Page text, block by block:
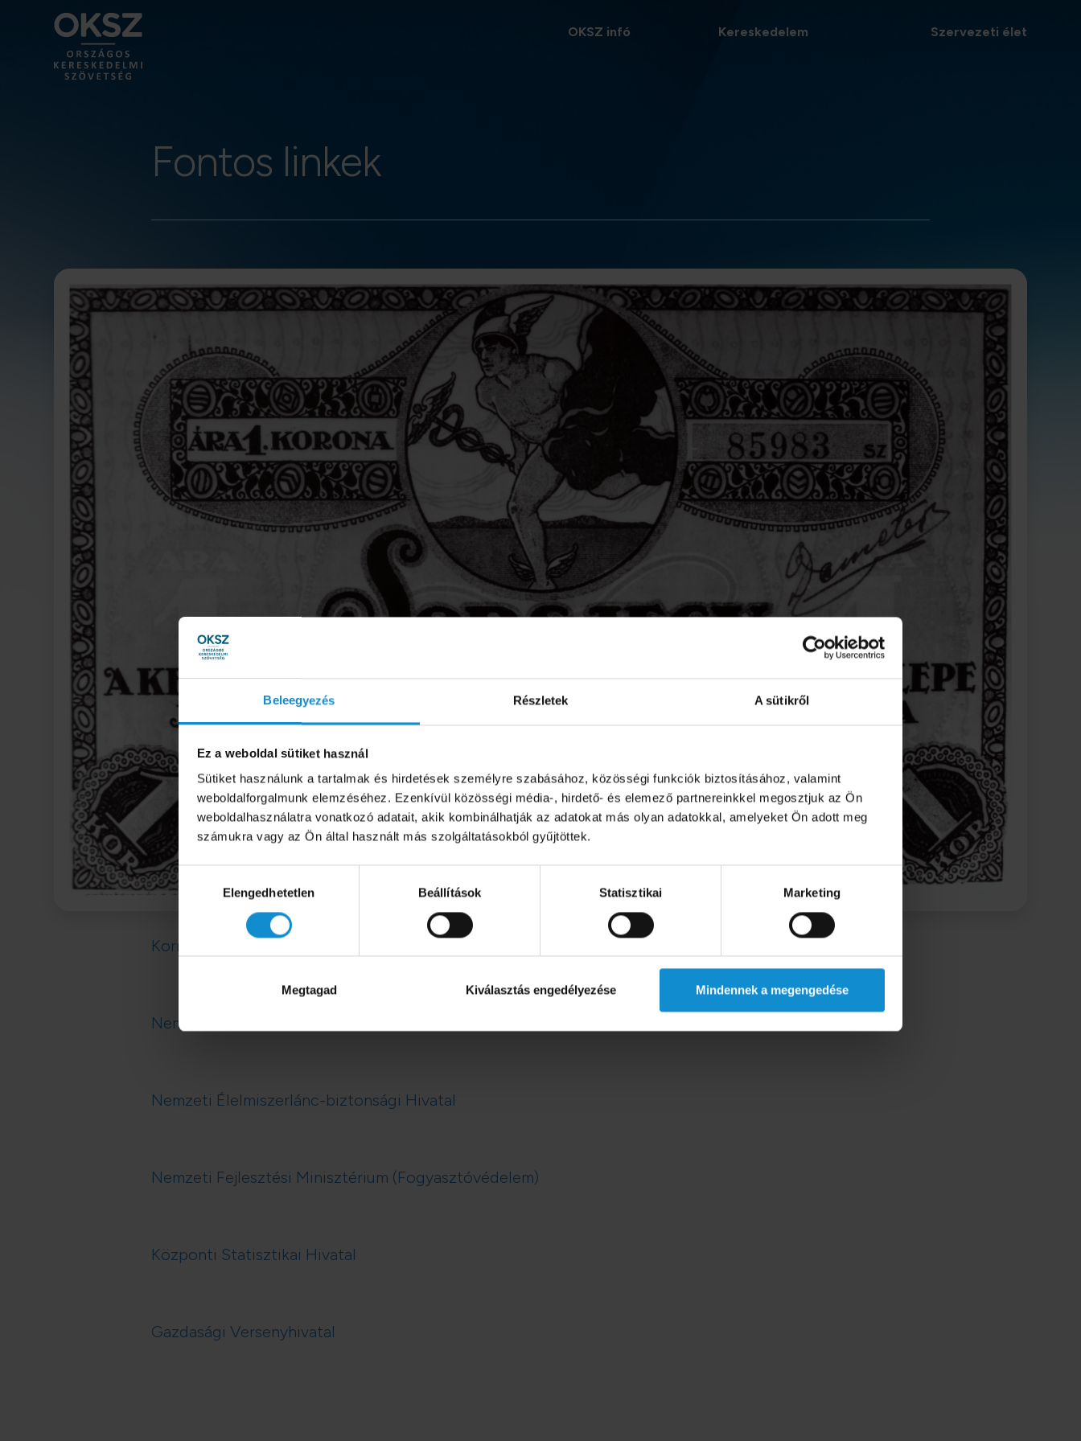
Beleegyezés Részletek A sütikről
Ez a weboldal sütiket használ
Sütiket használunk a tartalmak és hirdetések személyre szabásához, közösségi funkciók biztosításához, valamint
weboldalforgalmunk elemzéséhez. Ezenkívül közösségi média-, hirdető- és elemező partnereinkkel megosztjuk az Ön
weboldalhasználatra vonatkozó adatait, akik kombinálhatják az adatokat más olyan adatokkal, amelyeket Ön adott meg
számukra vagy az Ön által használt más szolgáltatásokból gyűjtöttek.
Hozzájárulás
kiválasztásaElengedhetetlen Beállítások Statisztikai Marketing
Megtagad Kiválasztás engedélyezése Mindennek a megengedése
OKSZ infó Kereskedelem Szervezeti élet
Fontos linkek
Kormányzat
Nemzeti Adó- és Vámhival
Nemzeti Élelmiszerlánc-biztonsági Hivatal
Nemzeti Fejlesztési Minisztérium (Fogyasztóvédelem)
Központi Statisztikai Hivatal
Gazdasági Versenyhivatal